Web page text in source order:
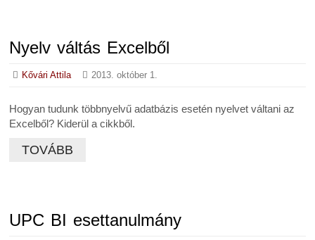
Nyelv váltás Excelből
Kővári Attila 2013. október 1.
Hogyan tudunk többnyelvű adatbázis esetén nyelvet váltani az
Excelből? Kiderül a cikkből.
TOVÁBB
UPC BI esettanulmány